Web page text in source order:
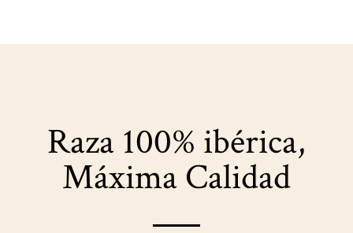
Raza 100% ibérica,
Máxima Calidad